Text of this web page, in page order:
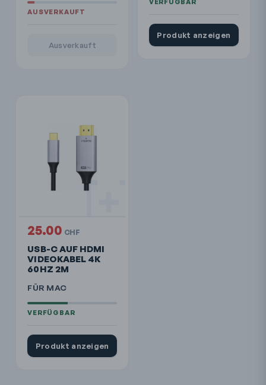
Ausverkauft
Produkt anzeigen
USB-C AUF HDMI
VIDEOKABEL 4K
60HZ 2M
FÜR MAC
25.00 CHF
Produkt anzeigen